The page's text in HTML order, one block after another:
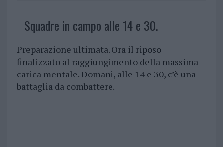
Squadre in campo alle 14 e 30.
Preparazione ultimata. Ora il riposo
finalizzato al raggiungimento della massima
carica mentale. Domani, alle 14 e 30, c’è una
battaglia da combattere.